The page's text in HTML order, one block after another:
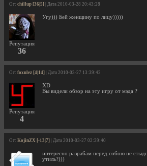
От: chillup [36|5] | Дата 2010-03-28 20:43:28
Репутация
36
Угу))) Бей женщину по лицу)))))
От: foxulez [4|14] | Дата 2010-03-27 13:39:42
Репутация
4
XD
Вы видели обзор на эту игру от мэда ?
От: KojinZX [-13|7] | Дата 2010-03-27 02:29:40
интересно разрабам перед собою не
утиль?)))